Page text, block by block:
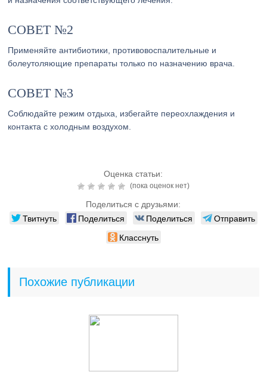
СОВЕТ №2
Применяйте антибиотики, противовоспалительные и
болеутоляющие препараты только по назначению врача.
СОВЕТ №3
Соблюдайте режим отдыха, избегайте переохлаждения и
контакта с холодным воздухом.
Оценка статьи:
(пока оценок нет)
Поделиться с друзьями:
Твитнуть Поделиться Поделиться
Отправить
Класснуть
Похожие публикации